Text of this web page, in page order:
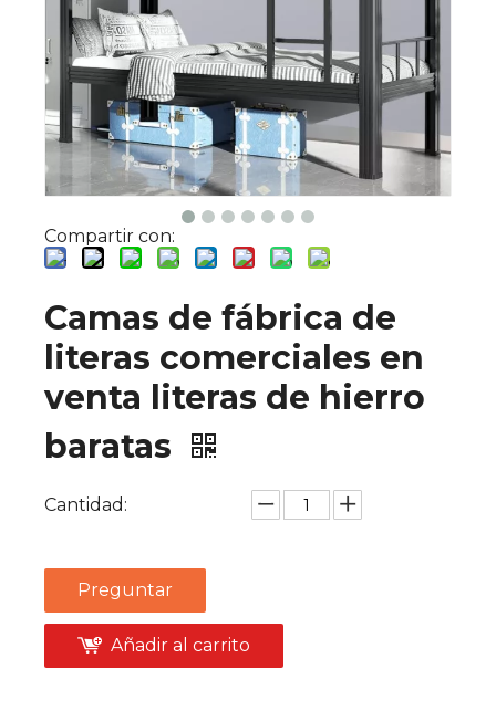
Compartir con:
Camas de fábrica de
literas comerciales en
venta literas de hierro
baratas
Cantidad:
Preguntar
Añadir al carrito